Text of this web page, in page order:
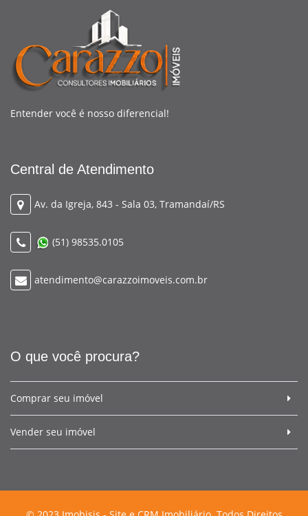
Entender você é nosso diferencial!
Central de Atendimento
Av. da Igreja, 843 - Sala 03, Tramandaí/RS
(51) 98535.0105
atendimento@carazzoimoveis.com.br
O que você procura?
Comprar seu imóvel
Vender seu imóvel